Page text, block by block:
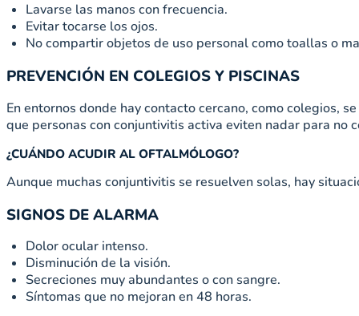
Lavarse las manos con frecuencia.
Evitar tocarse los ojos.
No compartir objetos de uso personal como toallas o
PREVENCIÓN EN COLEGIOS Y PISCINAS
En entornos donde hay contacto cercano, como colegios,
que personas con conjuntivitis activa eviten nadar para no
¿CUÁNDO ACUDIR AL OFTALMÓLOGO?
Aunque muchas conjuntivitis se resuelven solas, hay
SIGNOS DE ALARMA
Dolor ocular intenso.
Disminución de la visión.
Secreciones muy abundantes o con sangre.
Síntomas que no mejoran en 48 horas.